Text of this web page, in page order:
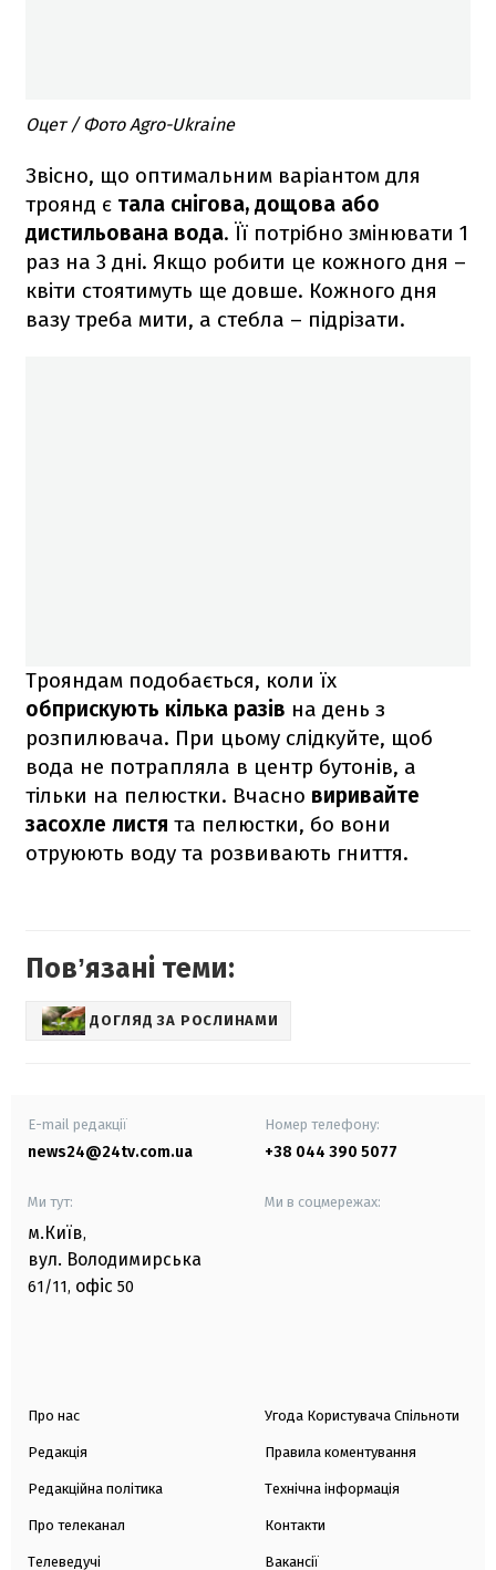
Оцет / Фото Agro-Ukraine
Звісно, що оптимальним варіантом для
троянд є тала снігова, дощова або
дистильована вода. Її потрібно змінювати 1
раз на 3 дні. Якщо робити це кожного дня –
квіти стоятимуть ще довше. Кожного дня
вазу треба мити, а стебла – підрізати.
Трояндам подобається, коли їх
обприскують кілька разів на день з
розпилювача. При цьому слідкуйте, щоб
вода не потрапляла в центр бутонів, а
тільки на пелюстки. Вчасно виривайте
засохле листя та пелюстки, бо вони
отруюють воду та розвивають гниття.
Повʼязані теми:
ДОГЛЯД ЗА РОСЛИНАМИ
E-mail редакції
news24@24tv.com.ua
Номер телефону:
+38 044 390 5077
Ми тут:
м.Київ,
вул. Володимирська
61/11, офіс 50
Ми в соцмережах:
Про нас
Редакція
Редакційна політика
Про телеканал
Телеведучі
Угода Користувача Спільноти
Правила коментування
Технічна інформація
Контакти
Вакансії